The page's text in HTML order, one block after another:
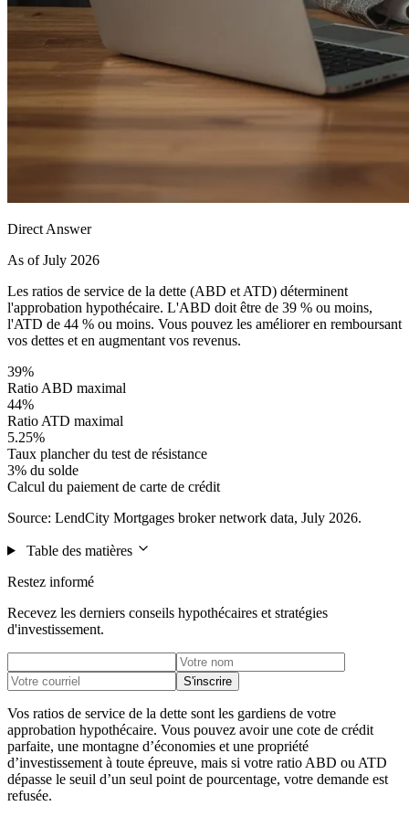
Direct Answer
As of July 2026
Les ratios de service de la dette (ABD et ATD) déterminent
l'approbation hypothécaire. L'ABD doit être de 39 % ou moins,
l'ATD de 44 % ou moins. Vous pouvez les améliorer en remboursant
vos dettes et en augmentant vos revenus.
39%
Ratio ABD maximal
44%
Ratio ATD maximal
5.25%
Taux plancher du test de résistance
3% du solde
Calcul du paiement de carte de crédit
Source: LendCity Mortgages broker network data, July 2026.
Table des matières
Restez informé
Recevez les derniers conseils hypothécaires et stratégies
d'investissement.
S'inscrire
Vos ratios de service de la dette sont les gardiens de votre
approbation hypothécaire. Vous pouvez avoir une cote de crédit
parfaite, une montagne d’économies et une propriété
d’investissement à toute épreuve, mais si votre ratio ABD ou ATD
dépasse le seuil d’un seul point de pourcentage, votre demande est
refusée.